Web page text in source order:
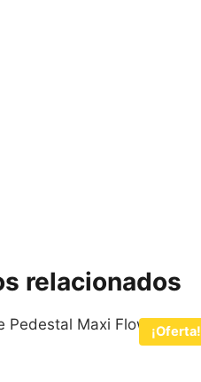
relacionados
¡Oferta!